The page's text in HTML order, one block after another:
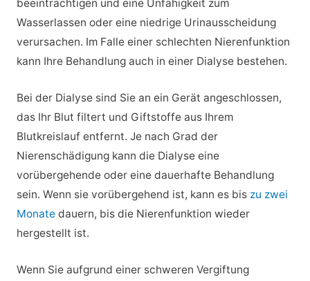
beeinträchtigen und eine Unfähigkeit zum
Wasserlassen oder eine niedrige Urinausscheidung
verursachen. Im Falle einer schlechten Nierenfunktion
kann Ihre Behandlung auch in einer Dialyse bestehen.
Bei der Dialyse sind Sie an ein Gerät angeschlossen,
das Ihr Blut filtert und Giftstoffe aus Ihrem
Blutkreislauf entfernt. Je nach Grad der
Nierenschädigung kann die Dialyse eine
vorübergehende oder eine dauerhafte Behandlung
sein. Wenn sie vorübergehend ist, kann es bis zu zwei
Monatedauern, bis die Nierenfunktion wieder
hergestellt ist.
Wenn Sie aufgrund einer schweren Vergiftung